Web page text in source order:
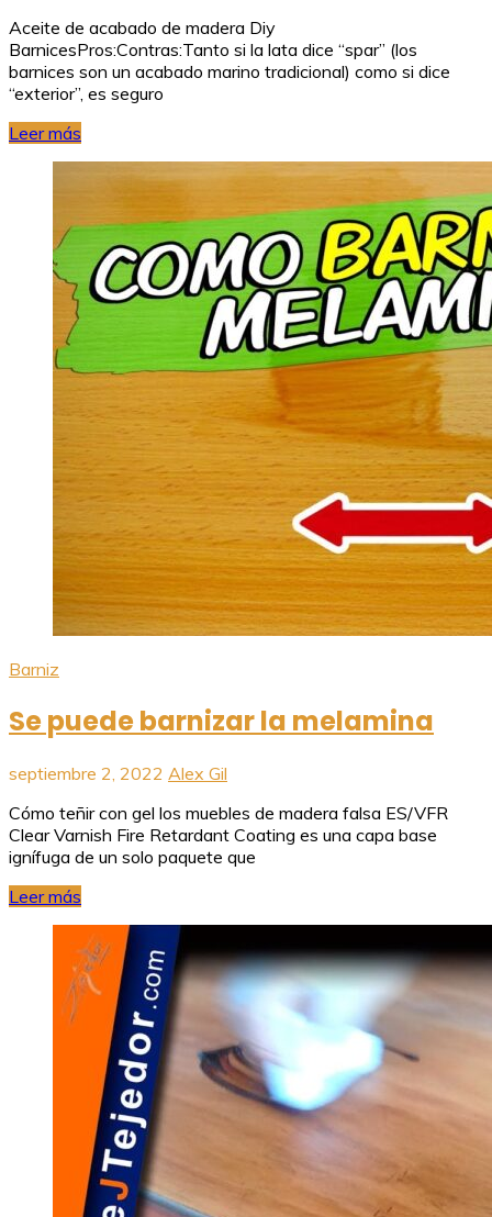
Aceite de acabado de madera Diy
BarnicesPros:Contras:Tanto si la lata dice “spar” (los
barnices son un acabado marino tradicional) como si dice
“exterior”, es seguro
Leer más
Barniz
Se puede barnizar la melamina
septiembre 2, 2022 Alex Gil
Cómo teñir con gel los muebles de madera falsa ES/VFR
Clear Varnish Fire Retardant Coating es una capa base
ignífuga de un solo paquete que
Leer más